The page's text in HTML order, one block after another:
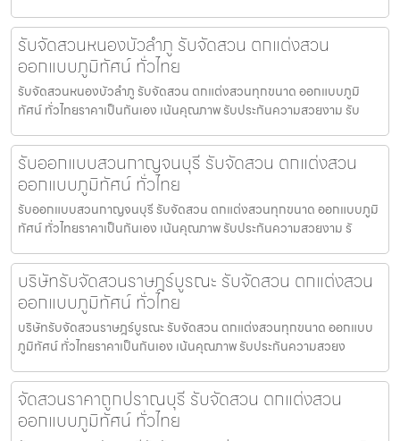
รับจัดสวนหนองบัวลำภู รับจัดสวน ตกแต่งสวน
ออกแบบภูมิทัศน์ ทั่วไทย
รับจัดสวนหนองบัวลำภู รับจัดสวน ตกแต่งสวนทุกขนาด ออกแบบภูมิ
ทัศน์ ทั่วไทยราคาเป็นกันเอง เน้นคุณภาพ รับประกันความสวยงาม รับ
รับออกแบบสวนกาญจนบุรี รับจัดสวน ตกแต่งสวน
ออกแบบภูมิทัศน์ ทั่วไทย
รับออกแบบสวนกาญจนบุรี รับจัดสวน ตกแต่งสวนทุกขนาด ออกแบบภูมิ
ทัศน์ ทั่วไทยราคาเป็นกันเอง เน้นคุณภาพ รับประกันความสวยงาม รั
บริษัทรับจัดสวนราษฎร์บูรณะ รับจัดสวน ตกแต่งสวน
ออกแบบภูมิทัศน์ ทั่วไทย
บริษัทรับจัดสวนราษฎร์บูรณะ รับจัดสวน ตกแต่งสวนทุกขนาด ออกแบบ
ภูมิทัศน์ ทั่วไทยราคาเป็นกันเอง เน้นคุณภาพ รับประกันความสวยง
จัดสวนราคาถูกปราณบุรี รับจัดสวน ตกแต่งสวน
ออกแบบภูมิทัศน์ ทั่วไทย